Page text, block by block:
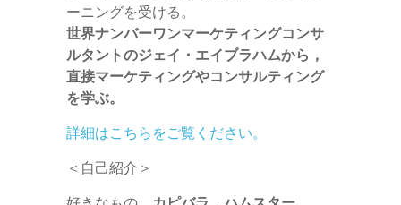
ーニングを受ける。
世界ナンバーワンマーケティングコンサ
ルタントのジェイ・エイブラハムから，
直接マーケティングやコンサルティング
を学ぶ。
詳細はこちらをご覧ください。
＜自己紹介＞